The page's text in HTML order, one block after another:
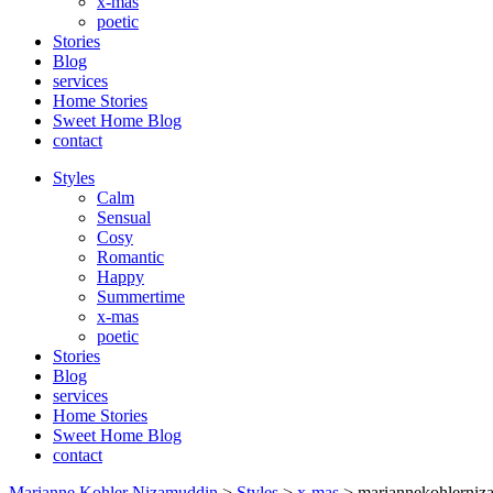
poetic
Stories
Blog
services
Home Stories
Sweet Home Blog
contact
Styles
Calm
Sensual
Cosy
Romantic
Happy
Summertime
x-mas
poetic
Stories
Blog
services
Home Stories
Sweet Home Blog
contact